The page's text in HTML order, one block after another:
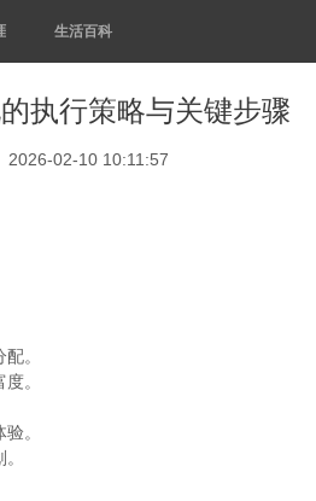
生活百科
执行策略与关键步骤
2026-02-10 10:11:57
。
。
。